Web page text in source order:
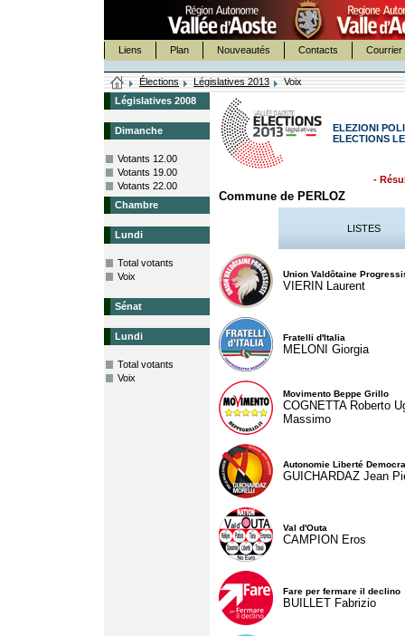
Liens Plan Nouveautés Contacts Courrier
Élections Législatives 2013
Voix
Législatives 2008
Dimanche
Votants 12.00
Votants 19.00
Votants 22.00
Chambre
Lundi
Total votants
Voix
Sénat
Lundi
Total votants
Voix
ELEZIONI
ELECTIONS
-
Commune de PERLOZ
LISTES
Union Valdôtaine
VIERIN Laurent
Fratelli d'Italia
MELONI Giorgia
Movimento Beppe Grillo
COGNETTA Roberto
Massimo
Autonomie Liberté
GUICHARDAZ Jean
Val d'Outa
CAMPION Eros
Fare per fermare il declino
BUILLET Fabrizio